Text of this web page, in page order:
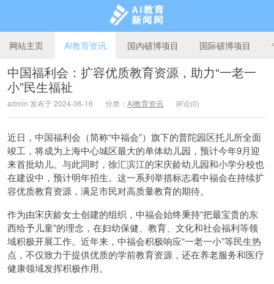
网站主页 AI教育资讯 国内硕博项目 国际硕博项目
中国福利会：扩容优质教育资源，助力“一老一
小”民生福祉
admin 发布于 2024-06-16 分类： AI教育资讯 评论(0)
近日，中国福利会（简称“中福会”）旗下的普陀园区托儿所全面
竣工，将成为上海中心城区最大的单体幼儿园，预计今年9月迎
来首批幼儿。与此同时，徐汇滨江的宋庆龄幼儿园和小学分校也
在建设中，预计明年招生。这一系列举措标志着中福会在持续扩
容优质教育资源，满足市民对高质量教育的期待。
作为由宋庆龄女士创建的组织，中福会始终秉持“把最宝贵的东
西给予儿童”的理念，在妇幼保健、教育、文化和社会福利等领
域积极开展工作。近年来，中福会积极响应“一老一小”等民生热
点，不仅致力于提供优质的学前教育资源，还在养老服务和医疗
健康领域发挥积极作用。